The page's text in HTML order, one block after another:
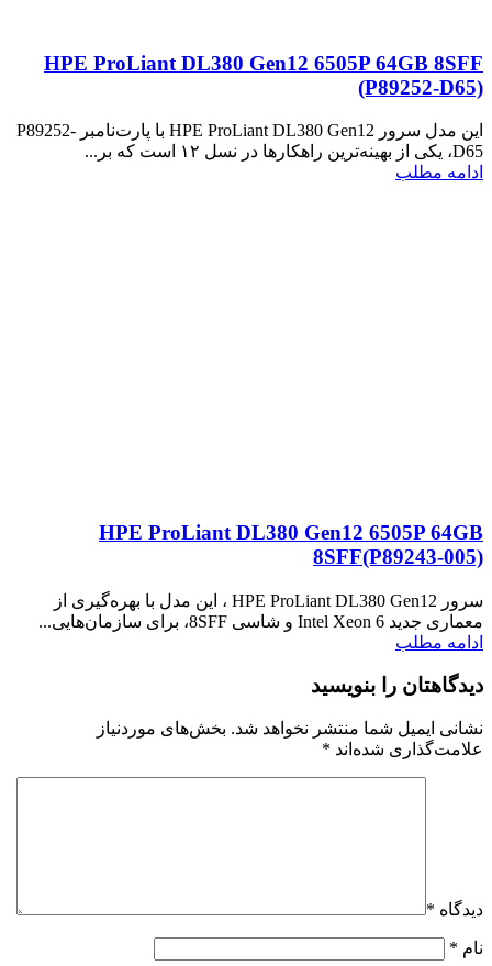
HPE ProLiant DL380 Gen12 6505P 64GB 8SFF
(P89252‑D65)
این مدل سرور HPE ProLiant DL380 Gen12 با پارت‌نامبر P89252-
D65، یکی از بهینه‌ترین راهکارها در نسل ۱۲ است که بر...
ادامه مطلب
HPE ProLiant DL380 Gen12 6505P 64GB
8SFF(P89243‑005)
سرور HPE ProLiant DL380 Gen12 ، این مدل با بهره‌گیری از
معماری جدید Intel Xeon 6 و شاسی 8SFF، برای سازمان‌هایی...
ادامه مطلب
دیدگاهتان را بنویسید
نشانی ایمیل شما منتشر نخواهد شد. بخش‌های موردنیاز
علامت‌گذاری شده‌اند *
دیدگاه *
نام *